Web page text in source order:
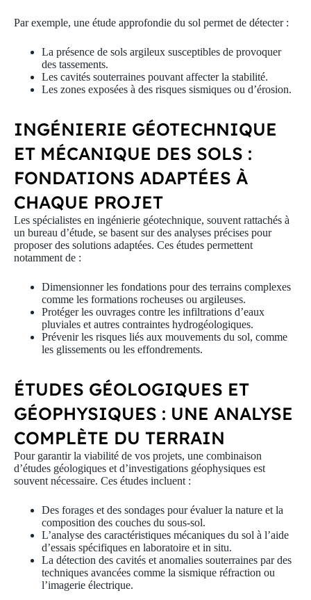
Par exemple, une étude approfondie du sol permet de détecter :
La présence de sols argileux susceptibles de provoquer
des tassements.
Les cavités souterraines pouvant affecter la stabilité.
Les zones exposées à des risques sismiques ou d’érosion.
INGÉNIERIE GÉOTECHNIQUE
ET MÉCANIQUE DES SOLS :
FONDATIONS ADAPTÉES À
CHAQUE PROJET
Les spécialistes en ingénierie géotechnique, souvent rattachés à
un bureau d’étude, se basent sur des analyses précises pour
proposer des solutions adaptées. Ces études permettent
notamment de :
Dimensionner les fondations pour des terrains complexes
comme les formations rocheuses ou argileuses.
Protéger les ouvrages contre les infiltrations d’eaux
pluviales et autres contraintes hydrogéologiques.
Prévenir les risques liés aux mouvements du sol, comme
les glissements ou les effondrements.
ÉTUDES GÉOLOGIQUES ET
GÉOPHYSIQUES : UNE ANALYSE
COMPLÈTE DU TERRAIN
Pour garantir la viabilité de vos projets, une combinaison
d’études géologiques et d’investigations géophysiques est
souvent nécessaire. Ces études incluent :
Des forages et des sondages pour évaluer la nature et la
composition des couches du sous-sol.
L’analyse des caractéristiques mécaniques du sol à l’aide
d’essais spécifiques en laboratoire et in situ.
La détection des cavités et anomalies souterraines par des
techniques avancées comme la sismique réfraction ou
l’imagerie électrique.